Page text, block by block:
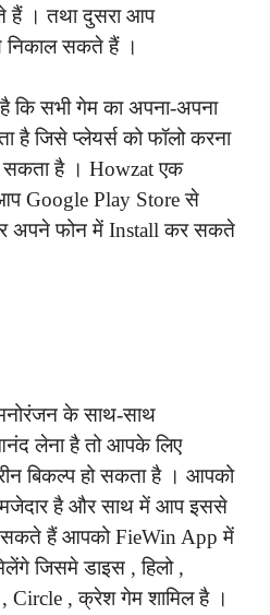
हैं । तथा दुसरा आप
निकाल सकते हैं ।
कि सभी गेम का अपना-अपना
है जिसे प्लेयर्स को फॉलो करना
सकता है । Howzat एक
Google Play Store से
अपने फोन में Install कर सकते
के साथ-साथ
लेना है तो आपके लिए
बिकल्प हो सकता है । आपको
मजेदार है और साथ में आप इससे
सकते हैं आपको FieWin App में
जिसमे डाइस , हिलो ,
, Circle , क्रेश गेम शामिल है ।